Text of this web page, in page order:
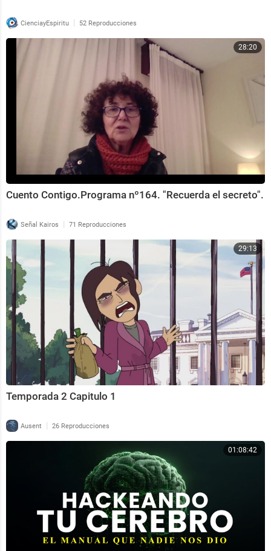
CienciayEspiritu | 52 Reproducciones
28:20
Cuento Contigo.Programa nº164. "Recuerda el secreto".
Señal Kairos | 71 Reproducciones
29:13
Temporada 2 Capitulo 1
Ausent | 26 Reproducciones
01:08:42